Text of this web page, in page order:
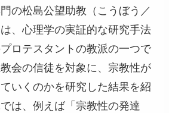
の松島公望助教（こうぼう／
、心理学の実証的な研究手法
ロテスタントの教派の一つで
会の信徒を対象に、宗教性が
いくのかを研究した結果を紹
は、例えば「宗教性の発達